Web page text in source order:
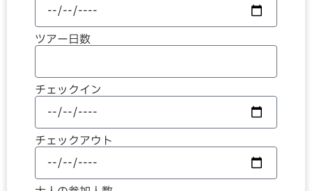
ツアー日数
チェックイン
チェックアウト